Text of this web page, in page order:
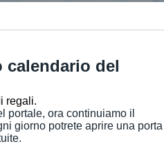
del
regali.
portale, ora continuiamo il
giorno potrete aprire una porta